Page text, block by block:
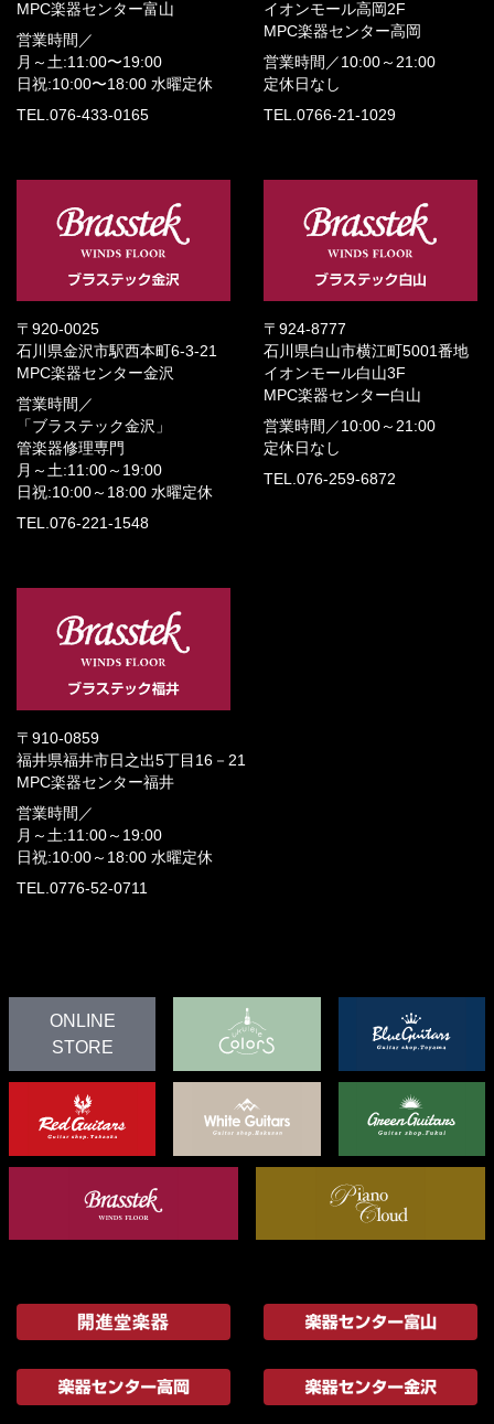
MPC楽器センター富山
営業時間／
月～土:11:00〜19:00
日祝:10:00〜18:00 水曜定休
TEL.076-433-0165
イオンモール高岡2F
MPC楽器センター高岡
営業時間／ 10:00～21:00
定休日なし
TEL.0766-21-1029
〒920-0025
石川県金沢市駅西本町6-3-21
MPC楽器センター金沢
営業時間／
「ブラステック金沢」
管楽器修理専門
月～土:11:00～19:00
日祝:10:00～18:00 水曜定休
TEL.076-221-1548
〒924-8777
石川県白山市横江町5001番地
イオンモール白山3F
MPC楽器センター白山
営業時間／ 10:00～21:00
定休日なし
TEL.076-259-6872
〒910-0859
福井県福井市日之出5丁目16－21
MPC楽器センター福井
営業時間／
月～土:11:00～19:00
日祝:10:00～18:00 水曜定休
TEL.0776-52-0711
ONLINE
STORE